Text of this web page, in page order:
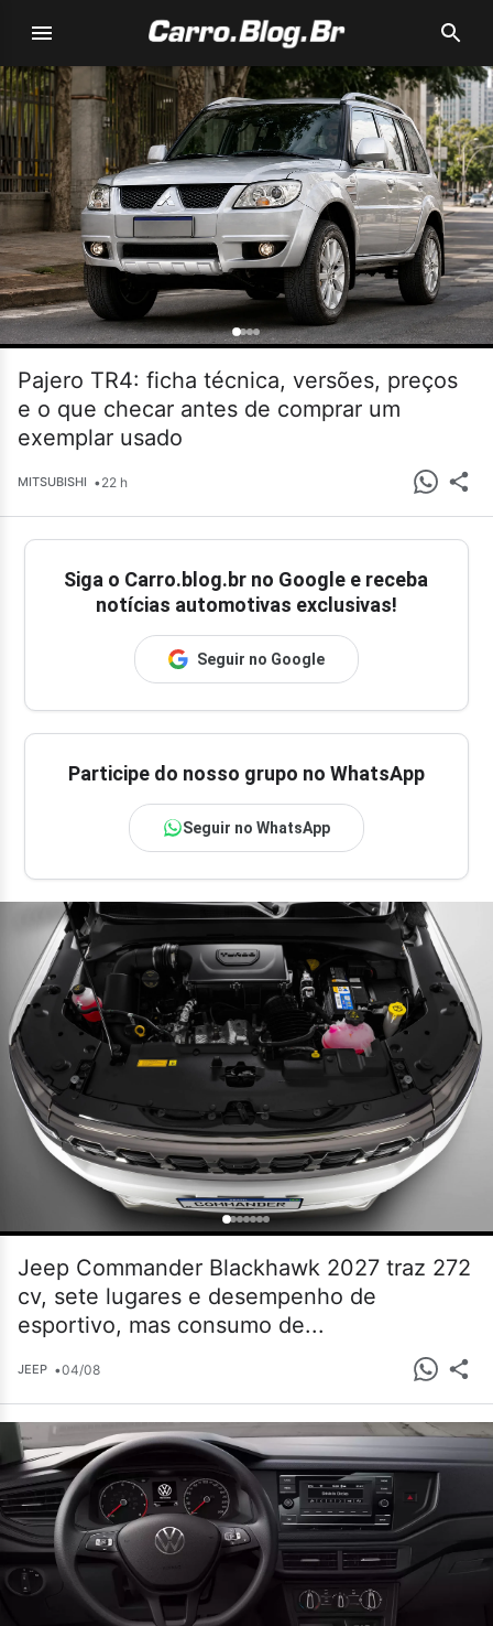
Pajero TR4: ficha técnica, versões, preços
e o que checar antes de comprar um
exemplar usado
MITSUBISHI •22 h
Siga o Carro.blog.br no Google e receba
notícias automotivas exclusivas!
Seguir no Google
Participe do nosso grupo no WhatsApp
Seguir no WhatsApp
Jeep Commander Blackhawk 2027 traz 272
cv, sete lugares e desempenho de
esportivo, mas consumo de...
JEEP •04/08